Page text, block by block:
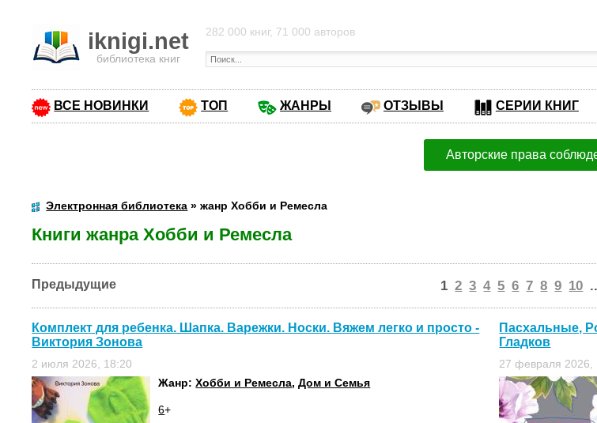
iknigi.net
библиотека книг
282 000 книг, 71 000 авторов
ВСЕ НОВИНКИ ТОП ЖАНРЫ ОТЗЫВЫ СЕРИИ КНИГ
Авторские права
Электронная библиотека » жанр Хобби и Ремесла
Книги жанра Хобби и Ремесла
Предыдущие 1 2 3 4 5 6 7 8 9 10
Комплект для ребенка. Шапка. Варежки. Носки. Вяжем легко и просто -
Виктория Зонова
2 июля 2026, 18:20
Жанр:Хобби и Ремесла,Дом и Семья
6+
Пасхальные,
Гладков
27 февраля 2026,